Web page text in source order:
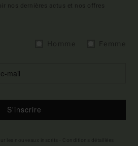
nos dernières actus et nos offres
S'inscrire